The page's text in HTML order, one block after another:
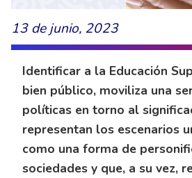
13 de junio, 2023
Identificar a la Educación
bien público, moviliza una
políticas en torno al
representan los escenarios
como una forma de
sociedades y que, a su vez,